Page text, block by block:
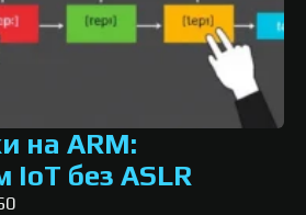
на ARM:
без ASLR